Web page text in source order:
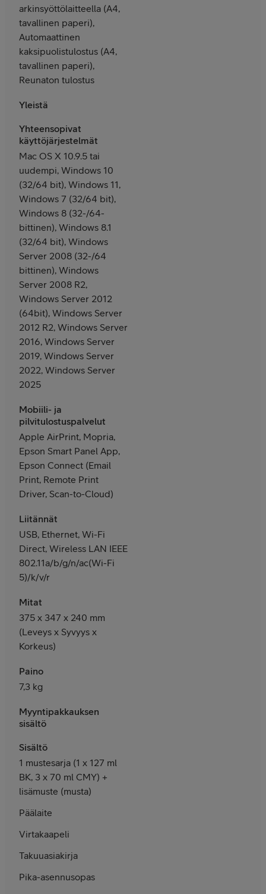
arkinsyöttölaitteella (A4,
tavallinen paperi),
Automaattinen
kaksipuolistulostus (A4,
tavallinen paperi),
Reunaton tulostus
Yleistä
Yhteensopivat
käyttöjärjestelmät
Mac OS X 10.9.5 tai
uudempi, Windows 10
(32/64 bit), Windows 11,
Windows 7 (32/64 bit),
Windows 8 (32-/64-
bittinen), Windows 8.1
(32/64 bit), Windows
Server 2008 (32-/64
bittinen), Windows
Server 2008 R2,
Windows Server 2012
(64bit), Windows Server
2012 R2, Windows Server
2016, Windows Server
2019, Windows Server
2022, Windows Server
2025
Mobiili- ja
pilvitulostuspalvelut
Apple AirPrint, Mopria,
Epson Smart Panel App,
Epson Connect (Email
Print, Remote Print
Driver, Scan-to-Cloud)
Liitännät
USB, Ethernet, Wi-Fi
Direct, Wireless LAN IEEE
802.11a/b/g/n/ac(Wi-Fi
5)/k/v/r
Mitat
375‎ x 347 x 240 mm
(Leveys x Syvyys x
Korkeus)
Paino
7,3 kg
Myyntipakkauksen
sisältö
Sisältö
1 mustesarja (1 x 127 ml
BK, 3 x 70 ml CMY) +
lisämuste (musta)
Päälaite
Virtakaapeli
Takuuasiakirja
Pika-asennusopas